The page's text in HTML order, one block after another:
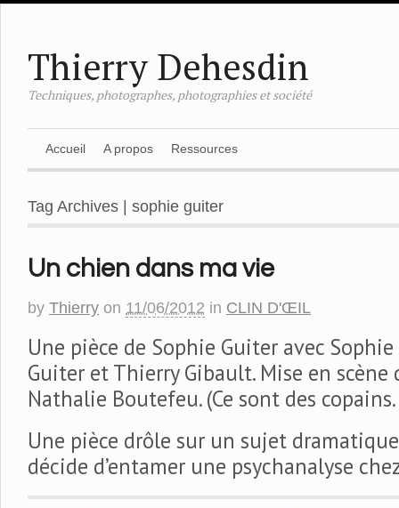
Thierry Dehesdin
Techniques, photographes, photographies et société
Accueil A propos Ressources
Tag Archives | sophie guiter
Un chien dans ma vie
by Thierry on 11/06/2012 in CLIN D'ŒIL
Une pièce de Sophie Guiter avec Sophie
Guiter et Thierry Gibault. Mise en scène
Nathalie Boutefeu. (Ce sont des copains.
Une pièce drôle sur un sujet
décide d’entamer une psychanalyse